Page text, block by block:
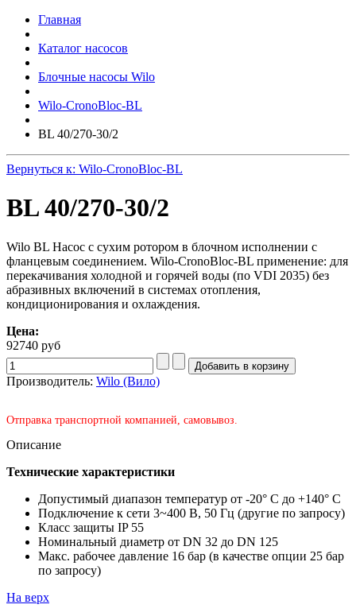
Главная
Каталог насосов
Блочные насосы Wilo
Wilo-CronoBloc-BL
BL 40/270-30/2
Вернуться к: Wilo-CronoBloc-BL
BL 40/270-30/2
Wilo BL Насос с сухим ротором в блочном исполнении с
фланцевым соединением. Wilo-CronoBloc-BL применение: для
перекачивания холодной и горячей воды (по VDI 2035) без
абразивных включений в системах отопления,
кондиционирования и охлаждения.
Цена:
92740 руб
Производитель: Wilo (Вило)
Отправка транспортной компанией, самовывоз.
Описание
Технические характеристики
Допустимый диапазон температур от -20° C до +140° C
Подключение к сети 3~400 В, 50 Гц (другие по запросу)
Класс защиты IP 55
Номинальный диаметр от DN 32 до DN 125
Макс. рабочее давление 16 бар (в качестве опции 25 бар
по запросу)
На верх